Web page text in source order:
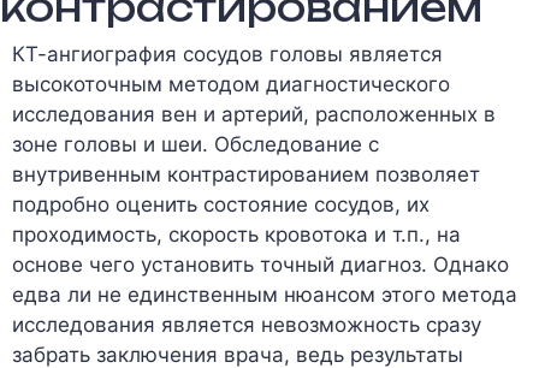
КТ-ангиография сосудов головы является
высокоточным методом диагностического
исследования вен и артерий, расположенных в
зоне головы и шеи. Обследование с
внутривенным контрастированием позволяет
подробно оценить состояние сосудов, их
проходимость, скорость кровотока и т.п., на
основе чего установить точный диагноз. Однако
едва ли не единственным нюансом этого метода
исследования является невозможность сразу
забрать заключения врача, ведь результаты